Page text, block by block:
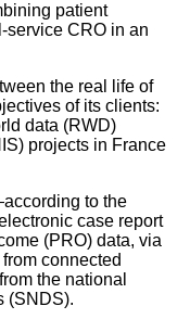
patient
service CRO in an
the real life of
of its clients:
data (RWD)
projects in France
to the
case report
(PRO) data, via
connected
the national
(SNDS).